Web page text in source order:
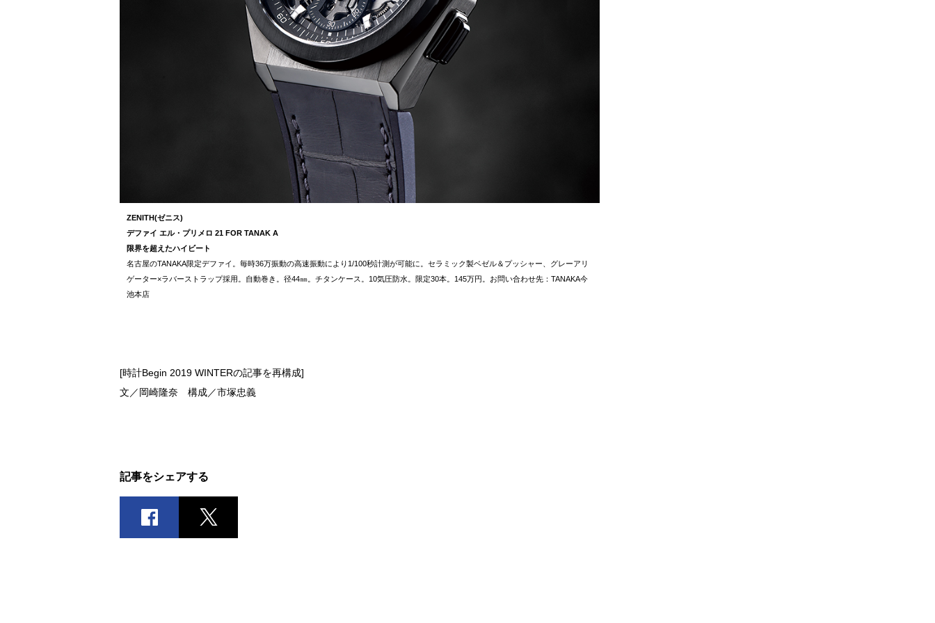
ZENITH(ゼニス)
デファイ エル・プリメロ 21 FOR TANAK A
限界を超えたハイビート
名古屋のTANAKA限定デファイ。毎時36万振動の高速振動により1/100秒計測が可能に。セラミック製ベゼル＆プッシャー、グレーアリ
ゲーター×ラバーストラップ採用。自動巻き。径44㎜。チタンケース。10気圧防水。限定30本。145万円。お問い合わせ先：TANAKA今
池本店
[時計Begin 2019 WINTERの記事を再構成]
文／岡崎隆奈 構成／市塚忠義
記事をシェアする